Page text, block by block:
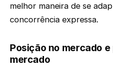
melhor maneira de se
concorrência expressa.
Posição no mercado
mercado